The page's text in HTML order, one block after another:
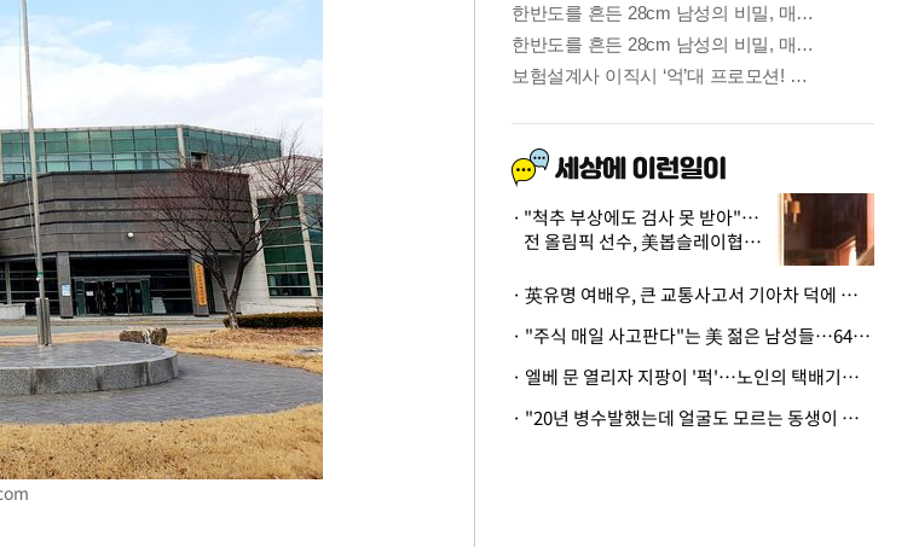
"척추 부상에도 검사 못 받아"…
전 올림픽 선수, 美봅슬레이협회
· 英유명 여배우, 큰 교통사고서 기아차 덕에 살았다
· "주식 매일 사고판다"는 美 젊은 남성들…64%가 "나는 인생의 패배자“
· 엘베 문 열리자 지팡이 '퍽'…노인의 택배기사 폭행 이유
· "20년 병수발했는데 얼굴도 모르는 동생이 유산 절반을"…배다른 형제 상속권 있을까